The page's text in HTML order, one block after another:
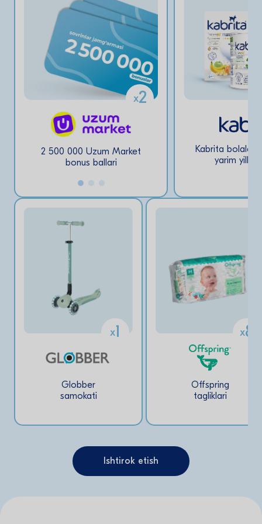
x2
2 500 000 Uzum Market
bonus ballari
1 500 000 bonus
Uzum
Kabrita bolalar
yarim yillik
x1
Globber
samokati
x8
Offspring
tagliklari
Ishtirok etish